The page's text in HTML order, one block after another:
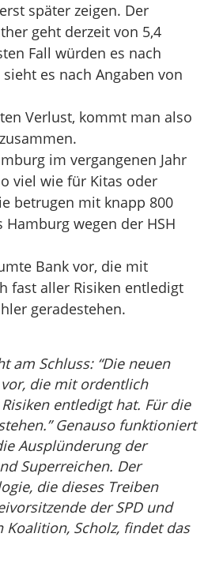
später zeigen. Der
geht derzeit von 5,4
Fall würden es nach
es nach Angaben von
Verlust, kommt man also
im vergangenen Jahr
viel wie für Kitas oder
betrugen mit knapp 800
wegen der HSH
Bank vor, die mit
fast aller Risiken entledigt
geradestehen.
am Schluss: “Die neuen
die mit ordentlich
entledigt hat. Für die
Genauso funktioniert
Ausplünderung der
Superreichen. Der
die dieses Treiben
der SPD und
Scholz, findet das